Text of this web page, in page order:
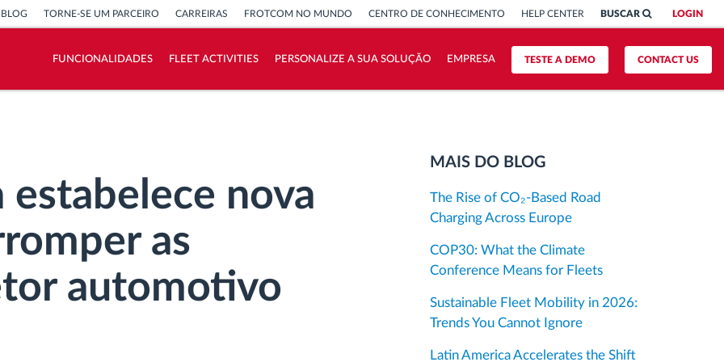
LOGIN
BUSCAR
BLOG TORNE-SE UM PARCEIRO CARREIRAS FROTCOM NO MUNDO CENTRO DE CONHECIMENTO HELP CENTER
CONTACT US
TESTE A DEMO
FUNCIONALIDADES FLEET ACTIVITIES PERSONALIZE A SUA SOLUÇÃO EMPRESA
estabelece nova
as
automotivo
MAIS DO BLOG
The Rise of CO₂-Based Road
Charging Across Europe
COP30: What the Climate
Conference Means for Fleets
Sustainable Fleet Mobility in 2026:
Trends You Cannot Ignore
Latin America Accelerates the Shift